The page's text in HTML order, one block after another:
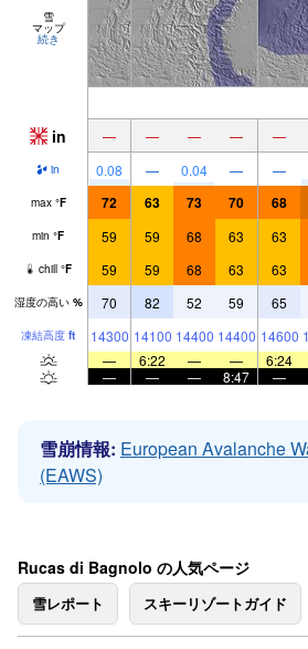
雪
マップ
続き
in — — — — —
in 0.08 — 0.04 — —
max °F 72 63 73 70 68
min °F 59 59 68 63 63
chill °F 59 59 68 63 63
湿度の高い % 70 82 52 59 65
凍結高度 ft 14300 14100 14400 14400 14600
—
6:22 — — 6:24
—
— — 8:47 —
雪崩情報: European Avalanche
(EAWS)
Rucas di Bagnolo の人気ページ
雪レポート スキーリゾートガイド